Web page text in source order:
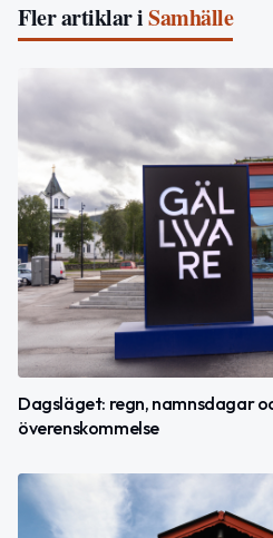
Fler artiklar iSamhälle
Dagsläget: regn, namnsdagar
överenskommelse